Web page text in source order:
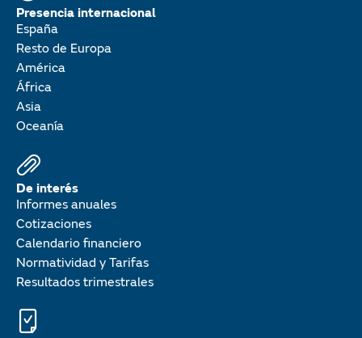
Presencia internacional
España
Resto de Europa
América
África
Asia
Oceanía
De interés
Informes anuales
Cotizaciones
Calendario financiero
Normatividad y Tarifas
Resultados trimestrales